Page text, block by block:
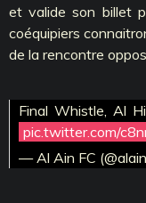
et valide son billet
coéquipiers
de la rencontre
Final Whistle, Al
pic.twitter.com/
— Al Ain FC